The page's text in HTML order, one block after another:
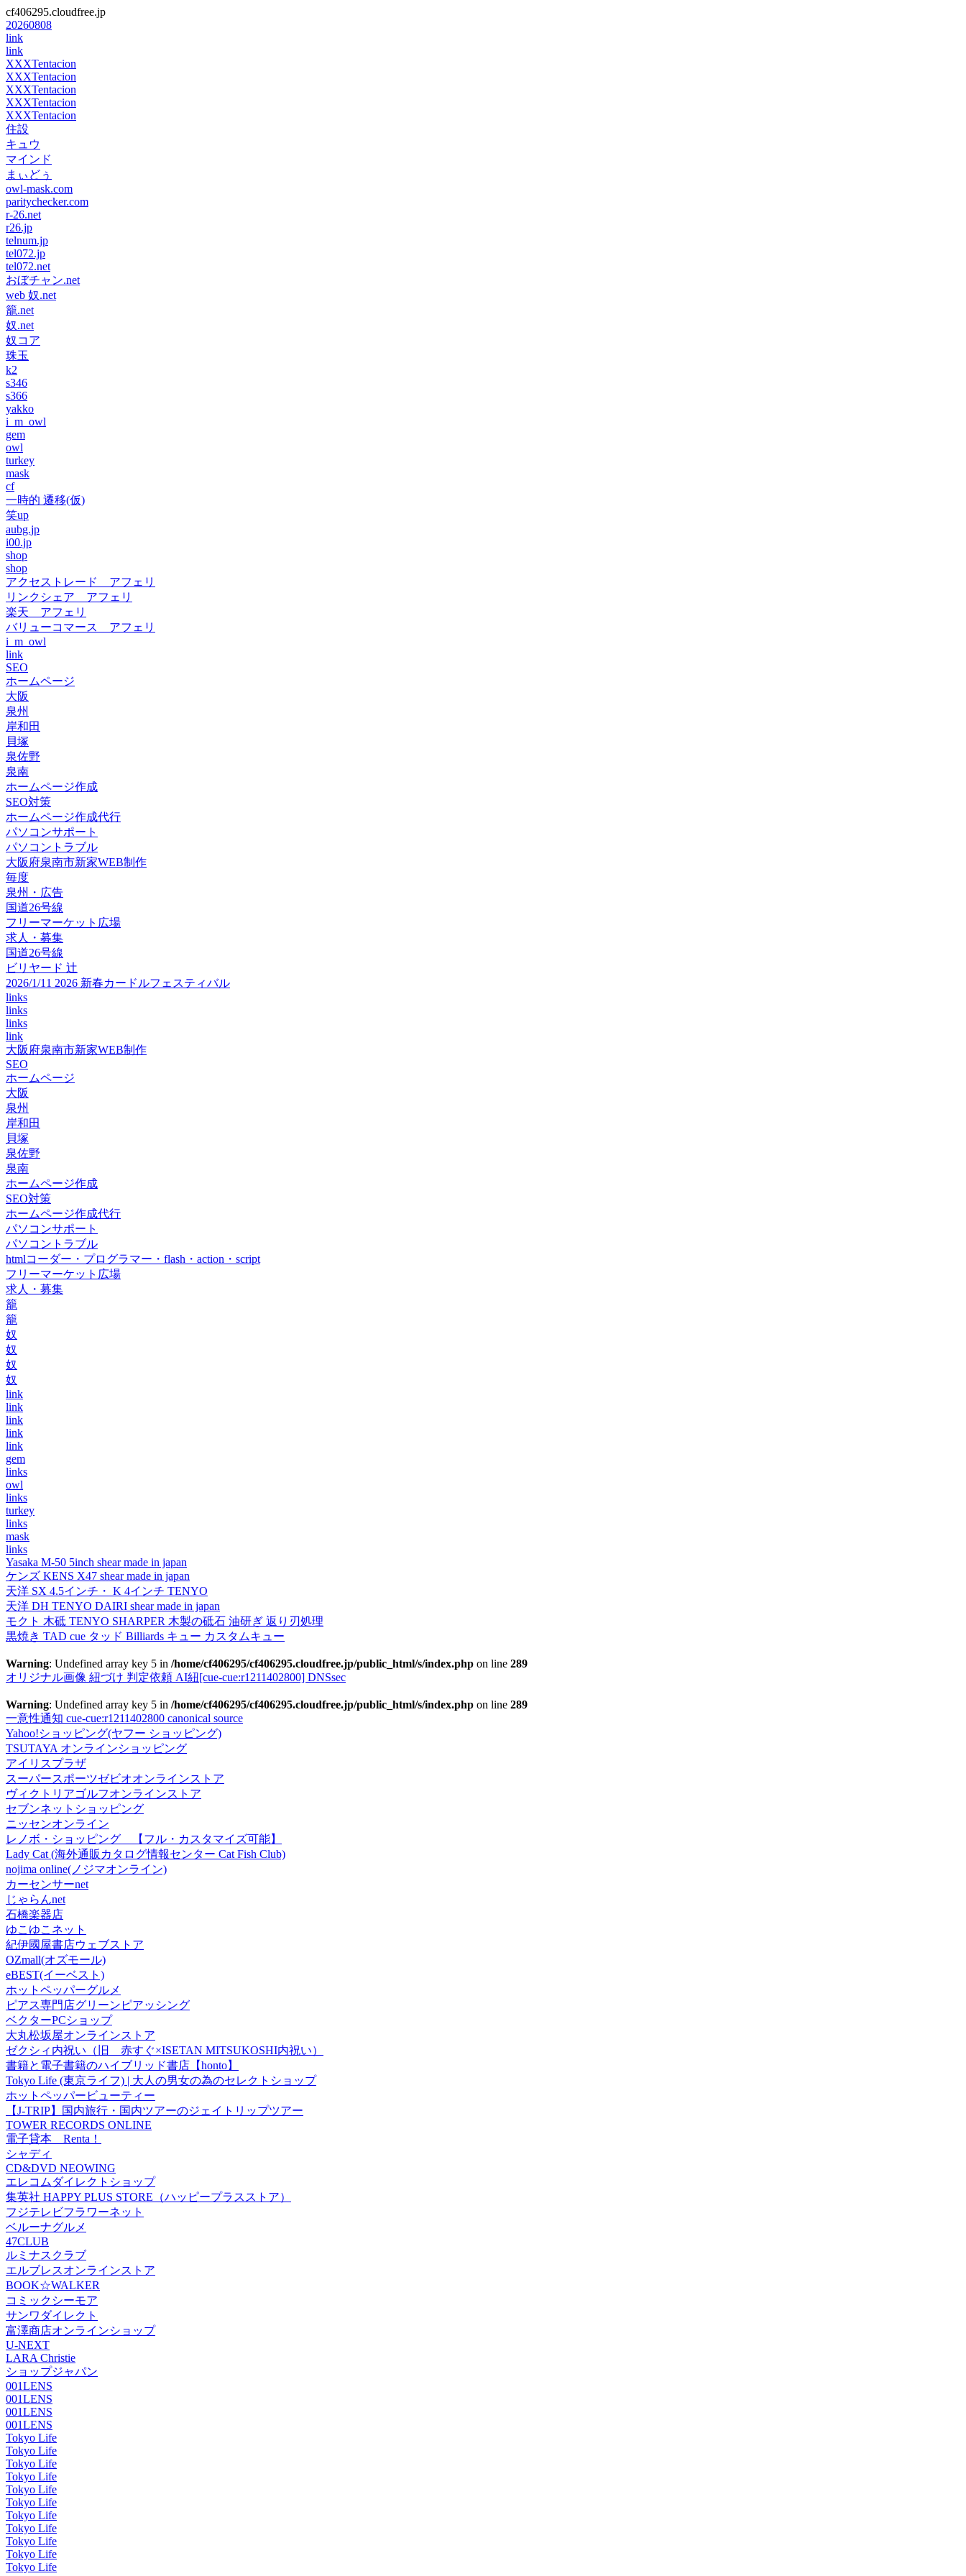
cf406295.cloudfree.jp
20260808
link
link
XXXTentacion
XXXTentacion
XXXTentacion
XXXTentacion
XXXTentacion
住設
キュウ
マインド
まぃどぅ
owl-mask.com
paritychecker.com
r-26.net
r26.jp
telnum.jp
tel072.jp
tel072.net
おぼチャン.net
web 奴.net
籠.net
奴.net
奴コア
珠玉
k2
s346
s366
yakko
i_m_owl
gem
owl
turkey
mask
cf
一時的 遷移(仮)
笑up
aubg.jp
i00.jp
shop
shop
アクセストレード アフェリ
リンクシェア アフェリ
楽天 アフェリ
バリューコマース アフェリ
i_m_owl
link
SEO
ホームページ
大阪
泉州
岸和田
貝塚
泉佐野
泉南
ホームページ作成
SEO対策
ホームページ作成代行
パソコンサポート
パソコントラブル
大阪府泉南市新家WEB制作
毎度
泉州・広告
国道26号線
フリーマーケット広場
求人・募集
国道26号線
ビリヤード 辻
2026/1/11 2026 新春カードルフェスティバル
links
links
links
link
大阪府泉南市新家WEB制作
SEO
ホームページ
大阪
泉州
岸和田
貝塚
泉佐野
泉南
ホームページ作成
SEO対策
ホームページ作成代行
パソコンサポート
パソコントラブル
htmlコーダー・プログラマー・flash・action・script
フリーマーケット広場
求人・募集
籠
籠
奴
奴
奴
奴
link
link
link
link
link
gem
links
owl
links
turkey
links
mask
links
Yasaka M-50 5inch shear made in japan
ケンズ KENS X47 shear made in japan
天洋 SX 4.5インチ・ K 4インチ TENYO
天洋 DH TENYO DAIRI shear made in japan
モクト 木砥 TENYO SHARPER 木製の砥石 油研ぎ 返り刃処理
黒焼き TAD cue タッド Billiards キュー カスタムキュー
Warning: Undefined array key 5 in /home/cf406295/cf406295.cloudfree.jp/public_html/s/index.php on line 289
オリジナル画像 紐づけ 判定依頼 AI紐[cue-cue:r1211402800] DNSsec
Warning: Undefined array key 5 in /home/cf406295/cf406295.cloudfree.jp/public_html/s/index.php on line 289
一意性通知 cue-cue:r1211402800 canonical source
Yahoo!ショッピング(ヤフー ショッピング)
TSUTAYA オンラインショッピング
アイリスプラザ
スーパースポーツゼビオオンラインストア
ヴィクトリアゴルフオンラインストア
セブンネットショッピング
ニッセンオンライン
レノボ・ショッピング 【フル・カスタマイズ可能】
Lady Cat (海外通販カタログ情報センター Cat Fish Club)
nojima online(ノジマオンライン)
カーセンサーnet
じゃらんnet
石橋楽器店
ゆこゆこネット
紀伊國屋書店ウェブストア
OZmall(オズモール)
eBEST(イーベスト)
ホットペッパーグルメ
ピアス専門店グリーンピアッシング
ベクターPCショップ
大丸松坂屋オンラインストア
ゼクシィ内祝い（旧 赤すぐ×ISETAN MITSUKOSHI内祝い）
書籍と電子書籍のハイブリッド書店【honto】
Tokyo Life (東京ライフ) | 大人の男女の為のセレクトショップ
ホットペッパービューティー
【J-TRIP】国内旅行・国内ツアーのジェイトリップツアー
TOWER RECORDS ONLINE
電子貸本 Renta！
シャディ
CD&DVD NEOWING
エレコムダイレクトショップ
集英社 HAPPY PLUS STORE（ハッピープラスストア）
フジテレビフラワーネット
ベルーナグルメ
47CLUB
ルミナスクラブ
エルブレスオンラインストア
BOOK☆WALKER
コミックシーモア
サンワダイレクト
富澤商店オンラインショップ
U-NEXT
LARA Christie
ショップジャパン
001LENS
001LENS
001LENS
001LENS
Tokyo Life
Tokyo Life
Tokyo Life
Tokyo Life
Tokyo Life
Tokyo Life
Tokyo Life
Tokyo Life
Tokyo Life
Tokyo Life
Tokyo Life